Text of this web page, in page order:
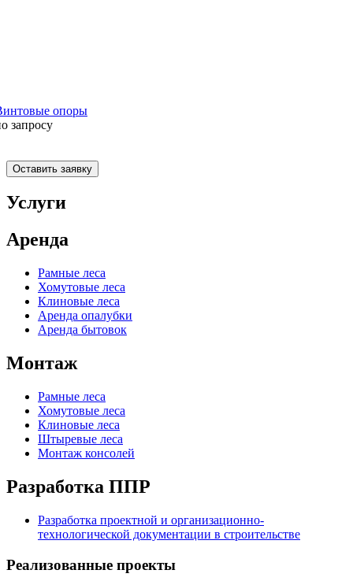
опоры
запросу
Оставить заявку
Услуги
Аренда
Рамные леса
Хомутовые леса
Клиновые леса
Аренда опалубки
Аренда бытовок
Монтаж
Рамные леса
Хомутовые леса
Клиновые леса
Штыревые леса
Монтаж консолей
Разработка ППР
Разработка проектной и организационно-
технологической документации в строительстве
Реализованные проекты